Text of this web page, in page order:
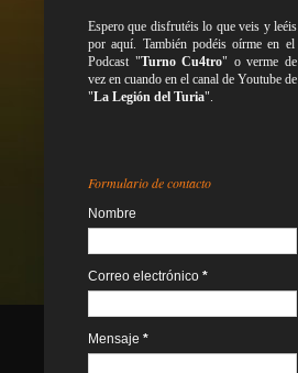
Espero que disfrutéis lo queveis yleéis
por aquí. También podéis oírme en el
Podcast "Turno Cu4tro" o verme de
vez en cuando en el canal de Youtube de
"La Legión del Turia".
Formulario de contacto
Nombre
Correo electrónico *
Mensaje *